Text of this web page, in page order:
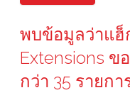
พบข้อมูลว่าแฮ็
Extensions ข
กว่า 35 รายกา